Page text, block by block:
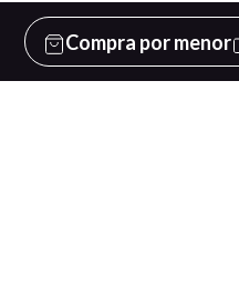
Compra por menor